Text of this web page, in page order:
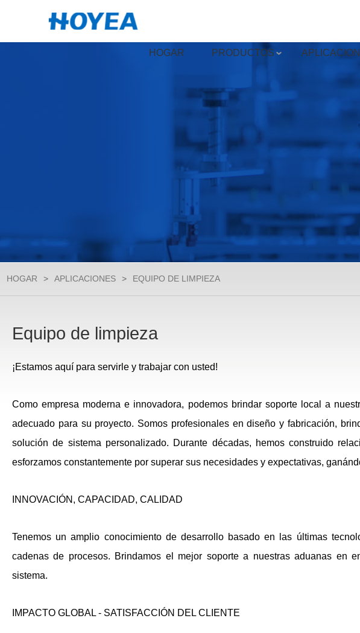
HOGAR PRODUCTOS
HOGAR > APLICACIONES > EQUIPO DE LIMPIEZA
Equipo de limpieza
¡Estamos aquí para servirle y trabajar con usted!
Como empresa moderna e innovadora, podemos brindar soporte local a
adecuado para su proyecto. Somos profesionales en diseño y fabricación,
solución de sistema personalizado. Durante décadas, hemos construido
esforzamos constantemente por superar sus necesidades y expectativas,
INNOVACIÓN, CAPACIDAD, CALIDAD
Tenemos un amplio conocimiento de desarrollo basado en las últimas
cadenas de procesos. Brindamos el mejor soporte a nuestras aduanas en
sistema.
IMPACTO GLOBAL - SATISFACCIÓN DEL CLIENTE